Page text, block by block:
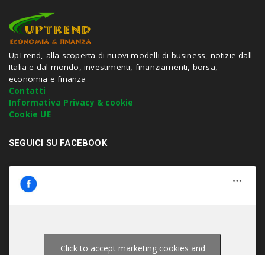
h
i
t
e
n
t
e
r
.
UpTrend, alla scoperta di nuovi modelli di business, notizie dall
Italia e dal mondo, investimenti, finanziamenti, borsa,
economia e finanza
Contatti
Informativa Privacy & cookie
Cookie UE
SEGUICI SU FACEBOOK
Click to accept marketing cookies and